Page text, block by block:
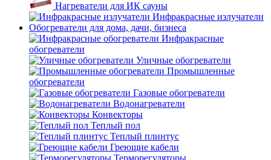
Нагреватели для ИК сауны
Инфракрасные излучатели
Обогреватели для дома, дачи, бизнеса
Инфракрасные
обогреватели
Уличные обогреватели
Промышленные
обогреватели
Газовые обогреватели
Водонагреватели
Конвекторы
Теплый пол
Теплый плинтус
Греющие кабели
Терморегуляторы